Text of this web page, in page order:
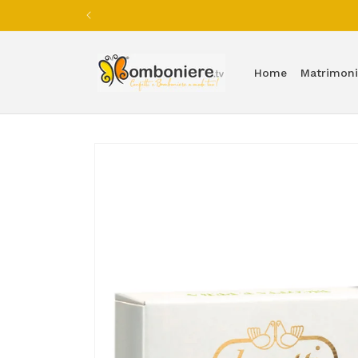
ai contenuti
Home